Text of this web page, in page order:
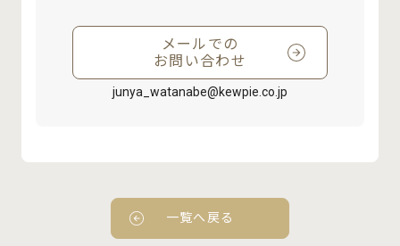
メールでの
お問い合わせ
junya_watanabe@kewpie.co.jp
一覧へ戻る